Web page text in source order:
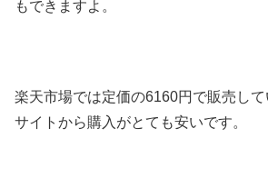
もできますよ。
楽天市場では定価の6160円で販売し
サイトから購入がとても安いです。